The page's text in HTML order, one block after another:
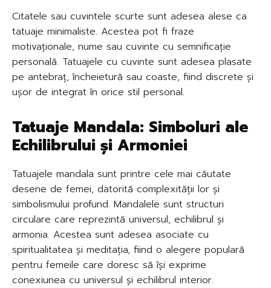
Citatele sau cuvintele scurte sunt adesea alese ca
tatuaje minimaliste. Acestea pot fi fraze
motivaționale, nume sau cuvinte cu semnificație
personală. Tatuajele cu cuvinte sunt adesea plasate
pe antebraț, încheietură sau coaste, fiind discrete și
ușor de integrat în orice stil personal.
Tatuaje Mandala: Simboluri ale
Echilibrului și Armoniei
Tatuajele mandala sunt printre cele mai căutate
desene de femei, datorită complexității lor și
simbolismului profund. Mandalele sunt structuri
circulare care reprezintă universul, echilibrul și
armonia. Acestea sunt adesea asociate cu
spiritualitatea și meditația, fiind o alegere populară
pentru femeile care doresc să își exprime
conexiunea cu universul și echilibrul interior.